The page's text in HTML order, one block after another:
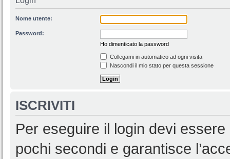
Nome utente:
Password:
Ho dimenticato la password
Collegami in automatico ad ogni visita
Nascondi il mio stato per questa sessione
ISCRIVITI
Per eseguire il login devi
pochi secondi e garantisce